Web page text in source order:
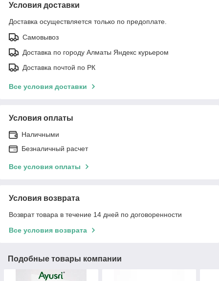
Условия доставки
Доставка осуществляется только по предоплате.
Самовывоз
Доставка по городу Алматы Яндекс курьером
Доставка почтой по РК
Все условия доставки
Условия оплаты
Наличными
Безналичный расчет
Все условия оплаты
Условия возврата
Возврат товара в течение 14 дней по договоренности
Все условия возврата
Подобные товары компании